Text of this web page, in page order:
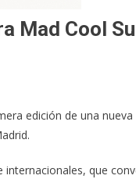
Mad Cool
edición de una
que